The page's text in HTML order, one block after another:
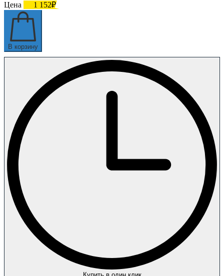
Цена
1 152₽
В корзину